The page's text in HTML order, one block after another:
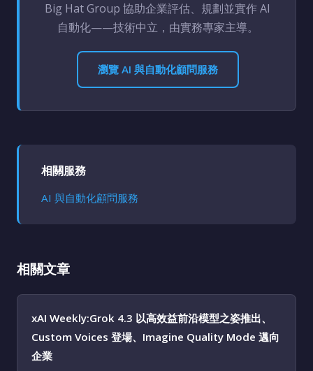
Big Hat Group 協助企業評估、規劃並實作 AI
自動化——技術中立，由實務專家主導。
瀏覽 AI 與自動化顧問服務
相關服務
AI 與自動化顧問服務
相關文章
xAI Weekly:Grok 4.3 以高效益前沿模型之姿推出、
Custom Voices 登場、Imagine Quality Mode 邁向
企業